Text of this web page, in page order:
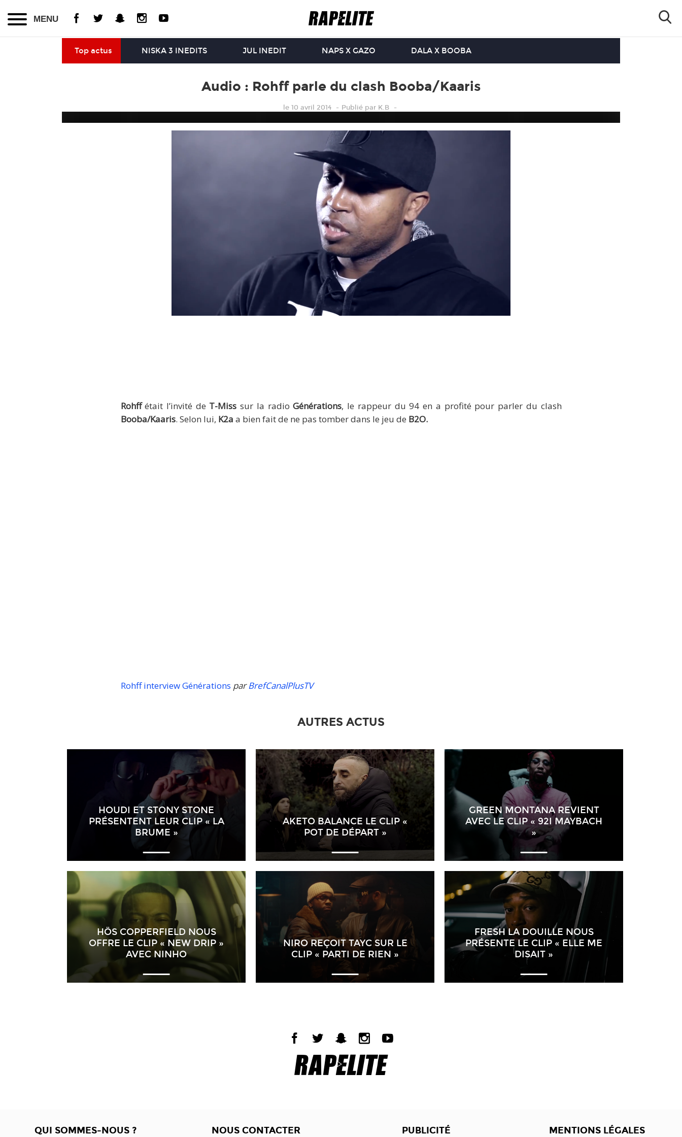
MENU
Top actus NISKA 3 INEDITS JUL INEDIT NAPS X GAZO DALA X BOOBA
Audio : Rohff parle du clash Booba/Kaaris
le 10 avril 2014 Publiépar K.B
Rohffétait l’invité de T-Miss sur la radioGénérations, le rappeur du 94 en a profité pour parler du clash
Booba/Kaaris. Selon lui, K2a a bien fait de ne pas tomber dans le jeu de B2O.
Rohff interview Générations parBrefCanalPlusTV
AUTRES ACTUS
HOUDI ET STONY STONE
PRÉSENTENT LEUR CLIP « LA
BRUME »
AKETO BALANCE LE CLIP «
POT DE DÉPART »
GREEN MONTANA REVIENT
AVEC LE CLIP « 92I MAYBACH
»
HÖS COPPERFIELD NOUS
OFFRE LE CLIP « NEW DRIP »
AVEC NINHO
NIRO REÇOIT TAYC SUR LE
CLIP « PARTI DE RIEN »
FRESH LA DOUILLE NOUS
PRÉSENTE LE CLIP « ELLE ME
DISAIT »
QUI SOMMES-NOUS ? NOUS CONTACTER PUBLICITÉ MENTIONS LÉGALES